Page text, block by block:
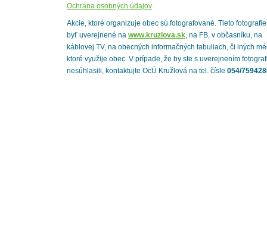
Ochrana osobných údajov
Akcie, ktoré organizuje obec sú fotografované. Tieto
byť uverejnené na www.kruzlova.sk, na FB, v občasníku, na
káblovej TV, na obecných informačných tabuliach, či iných
ktoré využije obec. V prípade, že by ste s uverejnením
nesúhlasili, kontaktujte OcÚ Kružlová na tel. čísle 054/